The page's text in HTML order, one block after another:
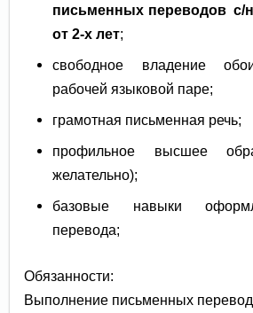
письменных переводов с/
от 2-х лет;
свободное владение
рабочей языковой паре;
грамотная письменная речь;
профильное высшее
желательно);
базовые навыки
перевода;
Обязанности:
Выполнение письменных